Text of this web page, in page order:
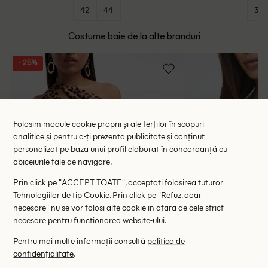
42 44 32
Costume baie de la alte branduri
- 25%
Folosim module cookie proprii și ale terților în scopuri
analitice și pentru a-ți prezenta publicitate și conținut
personalizat pe baza unui profil elaborat în concordanță cu
obiceiurile tale de navigare.
Prin click pe "ACCEPT TOATE", acceptati folosirea tuturor
Tehnologiilor de tip Cookie. Prin click pe "Refuz, doar
necesare" nu se vor folosi alte cookie in afara de cele strict
necesare pentru functionarea website-ului.
Pentru mai multe informații consultă politica de
confidențialitate.